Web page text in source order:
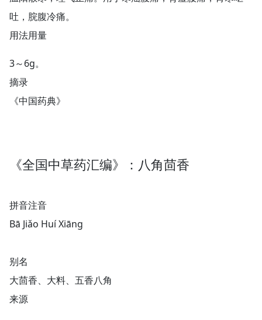
吐，脘腹冷痛。
用法用量
3～6g。
摘录
《中国药典》
《全国中草药汇编》：八角茴香
拼音注音
Bā Jiǎo Huí Xiānɡ
别名
大茴香、大料、五香八角
来源